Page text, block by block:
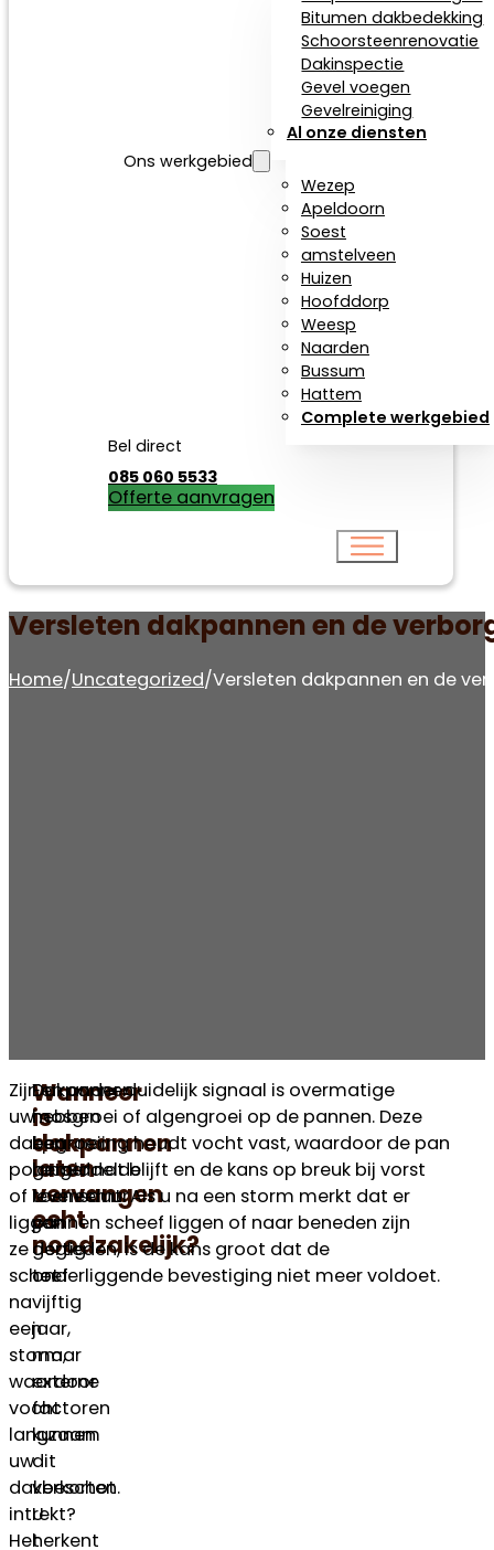
Bitumen dakbedekking
Schoorsteenrenovatie
Dakinspectie
Gevel voegen
Gevelreiniging
Al onze diensten
Ons werkgebied
Wezep
Apeldoorn
Soest
amstelveen
Huizen
Hoofddorp
Weesp
Naarden
Bussum
Hattem
Complete werkgebied
Bel direct
085 060 5533
Offerte aanvragen
Versleten dakpannen en de
Home/Uncategorized/Versleten dakpannen en de
Zijn
uw
dakpannen
poreus
of
liggen
ze
scheef
na
een
storm,
waardoor
vocht
langzaam
uw
dakbeschot
intrekt?
Het
Wanneer
is
dakpannen
laten
vervangen
echt
noodzakelijk?
Dakpannen
hebben
een
gemiddelde
levensduur
van
dertig
tot
vijftig
jaar,
maar
externe
factoren
kunnen
dit
verkorten.
U
herkent
Een ander duidelijk signaal is overmatige
mosgroei of algengroei op de pannen. Deze
begroeiing houdt vocht vast, waardoor de pan
langer nat blijft en de kans op breuk bij vorst
toeneemt. Als u na een storm merkt dat er
pannen scheef liggen of naar beneden zijn
gegleden, is de kans groot dat de
onderliggende bevestiging niet meer voldoet.